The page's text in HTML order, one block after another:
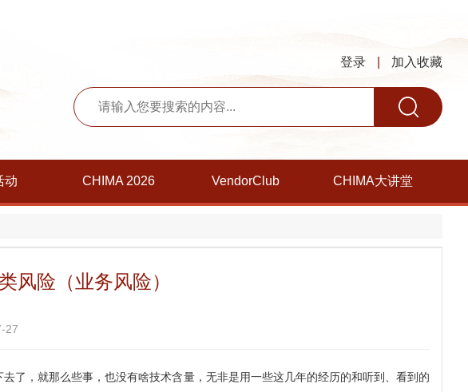
登录 加入收藏
动 CHIMA 2026 VendorClub CHIMA大讲堂
风险（业务风险）
27
，就那么些事，也没有啥技术含量，无非是用一些这几年的经历的和听到、看到的